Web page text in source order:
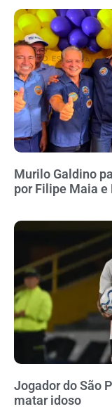
Murilo Galdino
por Filipe Maia e
Jogador do São
matar idoso